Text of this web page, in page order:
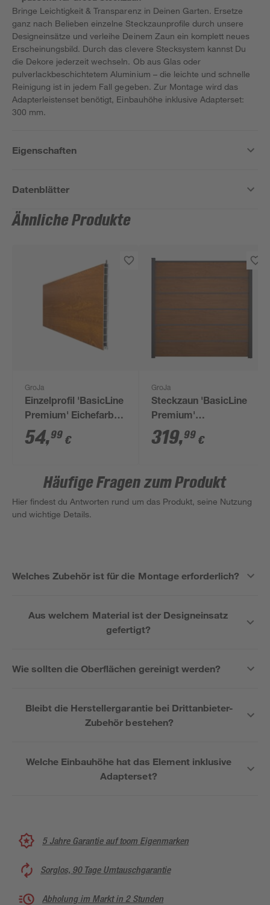
Bringe Leichtigkeit & Transparenz in Deinen Garten. Ersetze
ganz nach Belieben einzelne Steckzaunprofile durch unsere
Designeinsätze und verleihe Deinem Zaun ein komplett neues
Erscheinungsbild. Durch das clevere Stecksystem kannst Du
die Dekore jederzeit wechseln. Ob aus Glas oder
pulverlackbeschichtetem Aluminium – die leichte und schnelle
Reinigung ist in jedem Fall gegeben. Zur Montage wird das
Adapterleistenset benötigt, Einbauhöhe inklusive Adapterset:
300 mm.
Eigenschaften
Datenblätter
Ähnliche Produkte
GroJa
Einzelprofil 'BasicLine
Premium' Eichefarben
braun 180 x 28,4 x 1,9
cm
54,99 €
GroJa
Steckzaun 'BasicLine
Premium'
Stecksystem
Eichefarben braun 180
319,99 €
Häufige Fragen zum Produkt
Hier findest du Antworten rund um das Produkt, seine Nutzung
und wichtige Details.
Welches Zubehör ist für die Montage erforderlich?
Aus welchem Material ist der Designeinsatz
gefertigt?
Wie sollten die Oberflächen gereinigt werden?
Bleibt die Herstellergarantie bei Drittanbieter-
Zubehör bestehen?
Welche Einbauhöhe hat das Element inklusive
Adapterset?
5 Jahre Garantie auf toom Eigenmarken
Sorglos, 90 Tage Umtauschgarantie
Abholung im Markt in 2 Stunden